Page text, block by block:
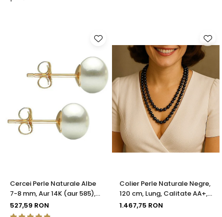
Cercei Perle Naturale Albe
7-8 mm, Aur 14K (aur 585),
Calitatea AAA | KASKADDA®
527,59 RON
Colier Perle Naturale Negre,
120 cm, Lung, Calitate AA+,
Argint 925 | KASKADDA®
1.467,75 RON